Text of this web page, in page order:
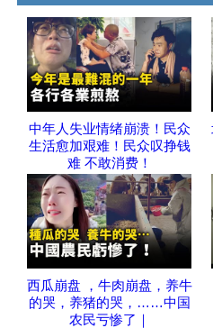
中年人失业情绪崩溃！民众
生活愈加艰难！民众叹挣钱
难 不敢消费！
西瓜崩盘 ，牛肉崩盘，养牛
的哭，养猪的哭，……中国
农民亏惨了｜